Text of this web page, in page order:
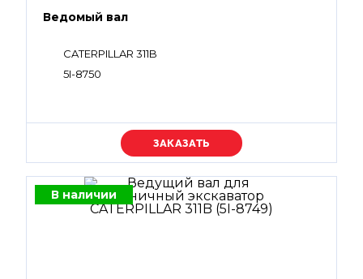
Ведомый вал
CATERPILLAR 311B
5I-8750
Уточняйте цену
В наличии